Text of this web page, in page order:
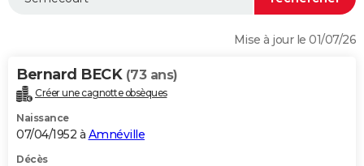
Alimentation
Guide de la santé
Maladies
Médicaments
Sommeil
VOYAGE
Destinations
City break
Voyage nature
Voyage de noces
Forum
Climat
+PHOTO
GUIDES D'ACHAT
Mise à jour le 01/07/26
Bernard BECK (73 ans)
Créer une cagnotte obsèques
Naissance
07/04/1952 à Amnéville
Décès